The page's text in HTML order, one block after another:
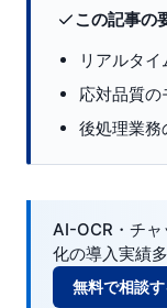
この記事の
リアルタ
応対品質
後処理業務
AI-OCR・チャ
化の導入実績
無料で相談